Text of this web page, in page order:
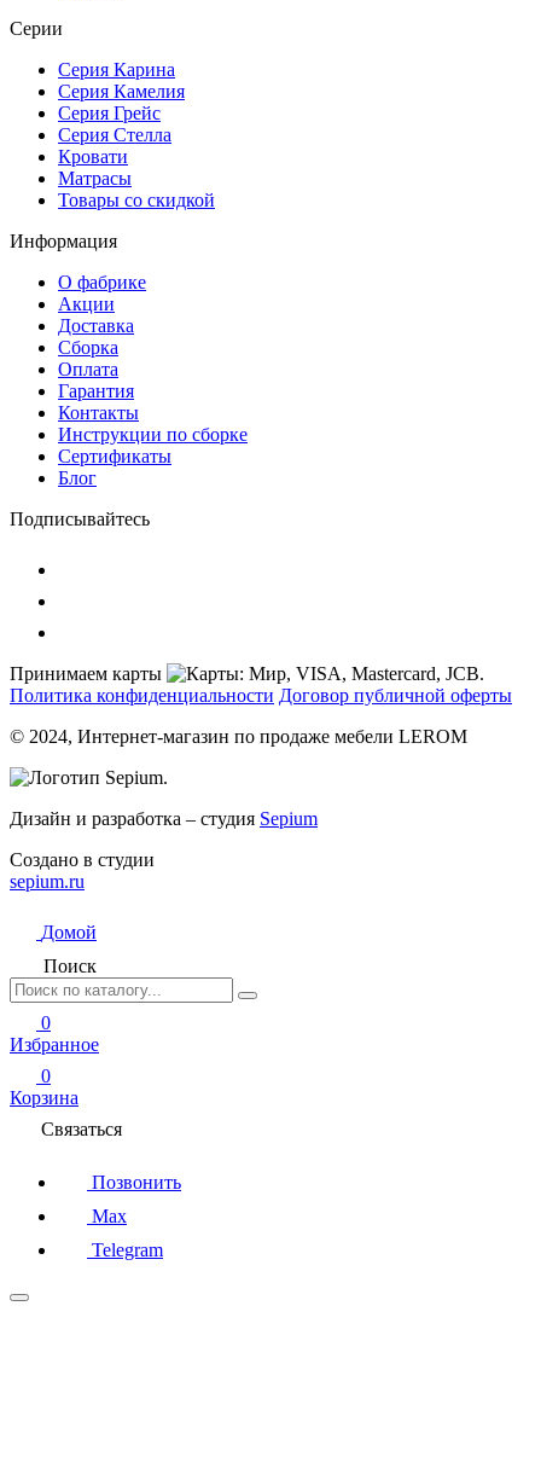
Серии
Серия Карина
Серия Камелия
Серия Грейс
Серия Стелла
Кровати
Матрасы
Товары со скидкой
Информация
О фабрике
Акции
Доставка
Сборка
Оплата
Гарантия
Контакты
Инструкции по сборке
Сертификаты
Блог
Подписывайтесь
Принимаем карты
Политика конфиденциальности Договор публичной оферты
© 2024, Интернет-магазин по продаже мебели LEROM
Дизайн и разработка – студия Sepium
Создано в студии
sepium.ru
Домой
Поиск
0
Избранное
0
Корзина
Связаться
Позвонить
Max
Telegram